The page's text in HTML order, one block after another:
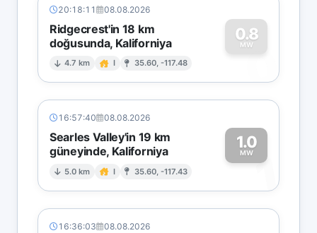
20:18:11 08.08.2026
Ridgecrest'in 18 km
doğusunda, Kaliforniya
4.7 km I 35.60, -117.48
0.8
MW
0
16:57:40 08.08.2026
Searles Valley'in 19 km
güneyinde, Kaliforniya
5.0 km I 35.60, -117.43
1.0
MW1
16:36:03 08.08.2026